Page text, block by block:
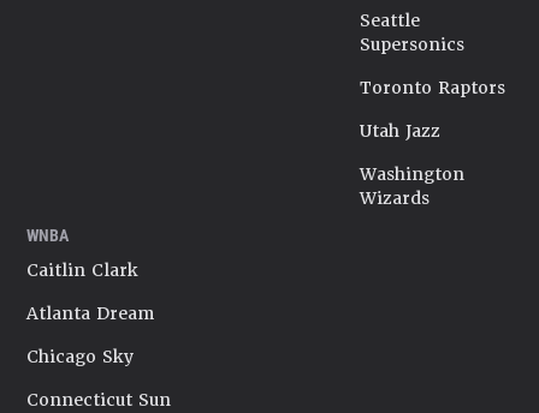
Seattle
Supersonics
Toronto Raptors
Utah Jazz
Washington
Wizards
WNBA
Caitlin Clark
Atlanta Dream
Chicago Sky
Connecticut Sun